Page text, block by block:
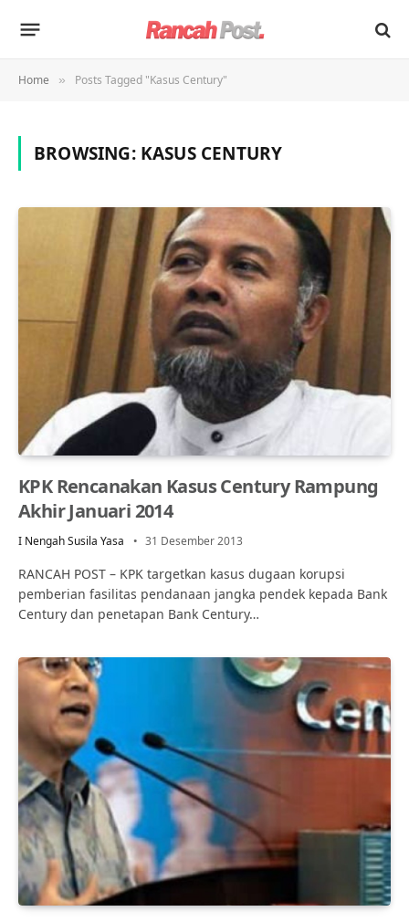
Home » Posts Tagged "Kasus Century"
BROWSING: KASUS CENTURY
KPK Rencanakan Kasus Century Rampung
Akhir Januari 2014
I Nengah Susila Yasa 31 Desember 2013
RANCAH POST – KPK targetkan kasus dugaan korupsi
pemberian fasilitas pendanaan jangka pendek kepada Bank
Century dan penetapan Bank Century…